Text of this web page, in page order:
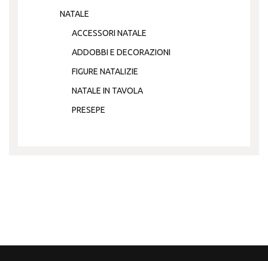
NATALE
ACCESSORI NATALE
ADDOBBI E DECORAZIONI
FIGURE NATALIZIE
NATALE IN TAVOLA
PRESEPE